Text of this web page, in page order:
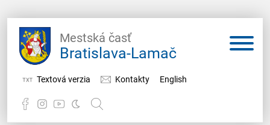
Mestská časť
Bratislava-Lamač
Textová verzia Kontakty English